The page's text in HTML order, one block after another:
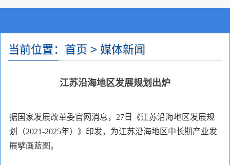
当前位置：首页 > 媒体新闻
江苏沿海地区发展规划出炉
据国家发展改革委官网消息，27日《江苏沿海地区发展规
划（2021-2025年）》印发，为江苏沿海地区中长期产业发
展擘画蓝图。